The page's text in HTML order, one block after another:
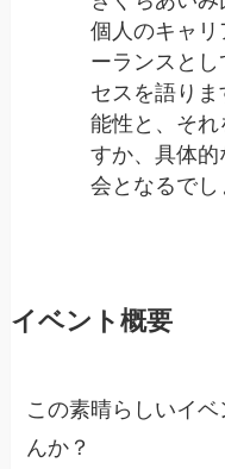
個人のキャリ
ーランスと
セスを語り
能性と、そ
すか、具体
会となるでし
イベント概要
この素晴らしいイ
んか？